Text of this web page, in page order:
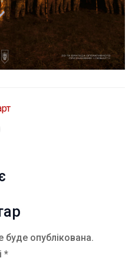
опублікована.
*